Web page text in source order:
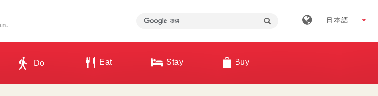
日本語
Do Eat Stay Buy